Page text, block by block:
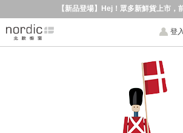
【新品登場】Hej！眾多新鮮貨上市，
登